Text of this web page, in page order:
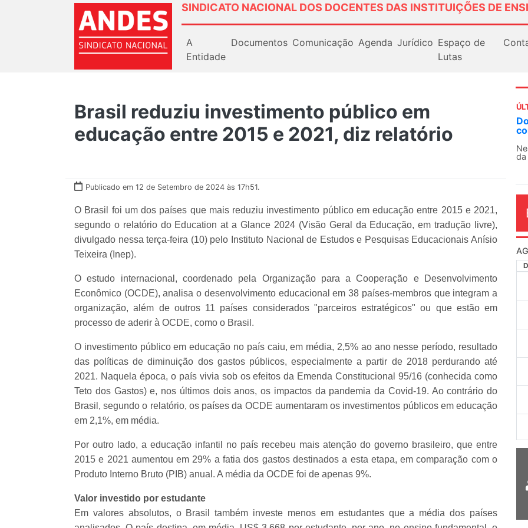
SINDICATO NACIONAL DOS DOCENTES DAS INSTITUIÇÕES DE
A
Entidade
Documentos Comunicação Agenda Jurídico Espaço de
Lutas
Brasil reduziu investimento público em
educação entre 2015 e 2021, diz relatório
Publicado em 12 de Setembro de 2024 às 17h51.
O Brasil foi um dos países que mais reduziu investimento público em educação entre 2015 e 2021,
segundo o relatório do Education at a Glance 2024 (Visão Geral da Educação, em tradução livre),
divulgado nessa terça-feira (10) pelo Instituto Nacional de Estudos e Pesquisas Educacionais Anísio
Teixeira (Inep).
O estudo internacional, coordenado pela Organização para a Cooperação e Desenvolvimento
Econômico (OCDE), analisa o desenvolvimento educacional em 38 países-membros que integram a
organização, além de outros 11 países considerados "parceiros estratégicos" ou que estão em
processo de aderir à OCDE, como o Brasil.
O investimento público em educação no país caiu, em média, 2,5% ao ano nesse período, resultado
das políticas de diminuição dos gastos públicos, especialmente a partir de 2018 perdurando até
2021. Naquela época, o país vivia sob os efeitos da Emenda Constitucional 95/16 (conhecida como
Teto dos Gastos) e, nos últimos dois anos, os impactos da pandemia da Covid-19. Ao contrário do
Brasil, segundo o relatório, os países da OCDE aumentaram os investimentos públicos em educação
em 2,1%, em média.
Por outro lado, a educação infantil no país recebeu mais atenção do governo brasileiro, que entre
2015 e 2021 aumentou em 29% a fatia dos gastos destinados a esta etapa, em comparação com o
Produto Interno Bruto (PIB) anual. A média da OCDE foi de apenas 9%.
Valor investido por estudante
Em valores absolutos, o Brasil também investe menos em estudantes que a média dos países
Docentes paralisam novamente as
contra as políticas de Milei na
Nessa segunda-feira (3), sindicatos de
da educação superior e básica da